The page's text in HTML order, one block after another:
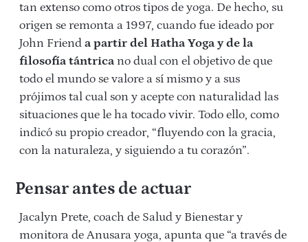
tan extenso como otros tipos de yoga. De hecho, su
origen se remonta a 1997, cuando fue ideado por
John Friend a partir del Hatha Yoga y de la
filosofía tántrica no dual con el objetivo de que
todo el mundo se valore a sí mismo y a sus
prójimos tal cual son y acepte con naturalidad las
situaciones que le ha tocado vivir. Todo ello, como
indicó su propio creador, “fluyendo con la gracia,
con la naturaleza, y siguiendo a tu corazón”.
Pensar antes de actuar
Jacalyn Prete, coach de Salud y Bienestar y
monitora de Anusara yoga, apunta que “a través de